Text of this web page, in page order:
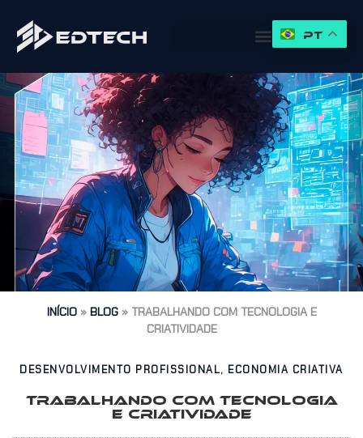
INÍCIO» BLOG» TRABALHANDO COM TECNOLOGIA E
CRIATIVIDADE
DESENVOLVIMENTO PROFISSIONAL, ECONOMIA CRIATIVA
TRABALHANDO COM TECNOLOGIA
E CRIATIVIDADE
PT